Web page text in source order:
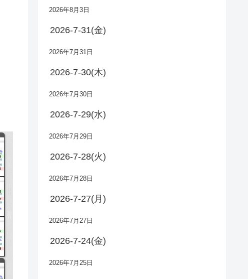
2026年8月3日
2026-7-31(金)
2026年7月31日
2026-7-30(木)
2026年7月30日
2026-7-29(水)
2026年7月29日
2026-7-28(火)
2026年7月28日
2026-7-27(月)
2026年7月27日
2026-7-24(金)
2026年7月25日